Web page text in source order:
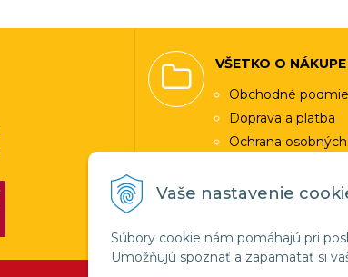
Vaše nastavenie
Súbory cookie nám pomáhajú pri
Umožňujú spoznať a zapamätať si
VŠETKO O NÁKUPE
Obchodné
Doprava a platba
Ochrana